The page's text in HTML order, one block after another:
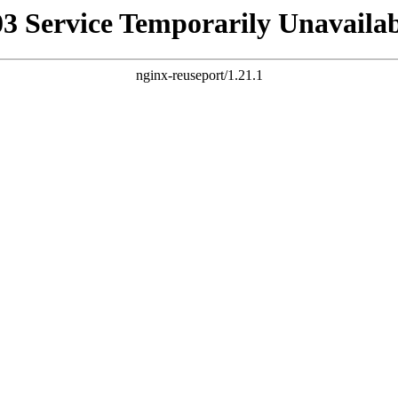
Service Temporarily
nginx-reuseport/1.21.1